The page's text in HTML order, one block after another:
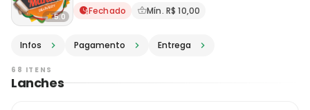
5.0 Delivery em Muriaé - MG ·
Fechado Mín. R$ 10,00
Infos Pagamento Entrega
68 ITENS
Lanches